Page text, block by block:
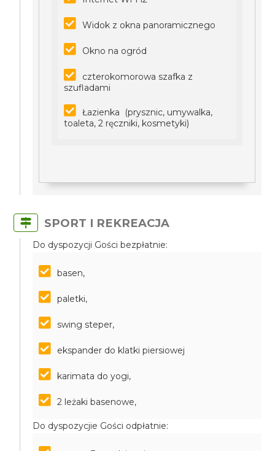
Widok z okna panoramicznego
Okno na ogród
czterokomorowa szafka z
szufladami
Łazienka (prysznic, umywalka,
toaleta, 2 ręczniki, kosmetyki)
SPORT I REKREACJA
Do dyspozycji Gości bezpłatnie:
basen,
paletki,
swing steper,
ekspander do klatki piersiowej
karimata do yogi,
2 leżaki basenowe,
Do dyspozycjie Gości odpłatnie: